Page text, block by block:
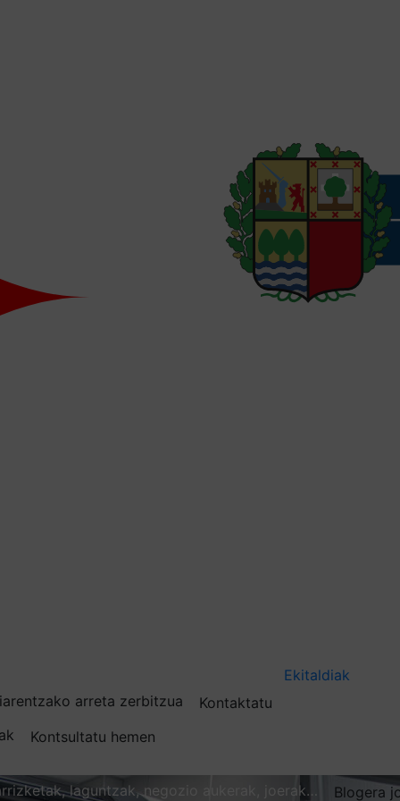
arreta zerbitzua
Kontaktatu
Kontsultatu hemen
Ekitaldiak
laguntzak, negozio aukerak, joerak… Blogera